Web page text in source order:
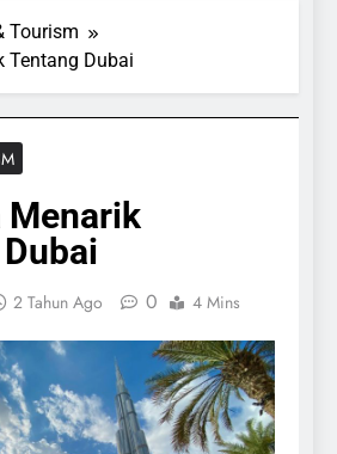
Tourism
Tentang Dubai
Menarik
2 Tahun Ago 0 4 Mins